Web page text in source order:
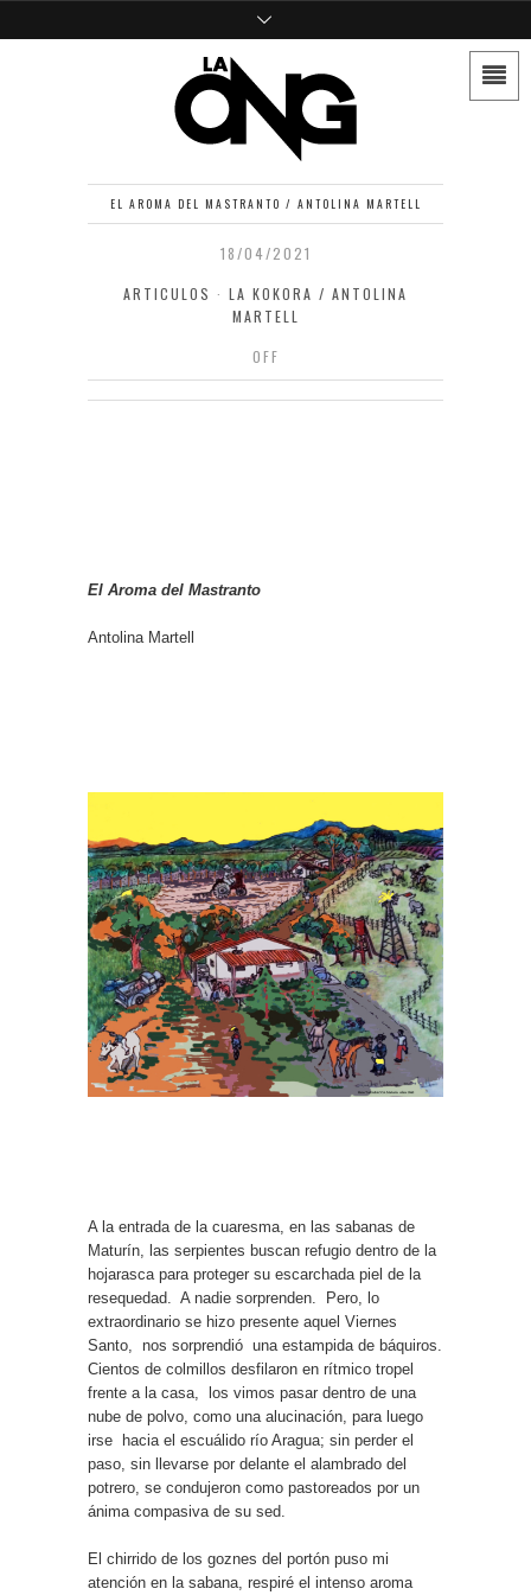
EL AROMA DEL MASTRANTO / ANTOLINA MARTELL
18/04/2021
ARTICULOS · LA KOKORA / ANTOLINA
MARTELL
OFF
El Aroma del Mastranto
Antolina Martell
A la entrada de la cuaresma, en las sabanas de
Maturín, las serpientes buscan refugio dentro de la
hojarasca para proteger su escarchada piel de la
resequedad. A nadie sorprenden. Pero, lo
extraordinario se hizo presente aquel Viernes
Santo, nos sorprendió una estampida de báquiros.
Cientos de colmillos desfilaron en rítmico tropel
frente a la casa, los vimos pasar dentro de una
nube de polvo, como una alucinación, para luego
irse hacia el escuálido río Aragua; sin perder el
paso, sin llevarse por delante el alambrado del
potrero, se condujeron como pastoreados por un
ánima compasiva de su sed.
El chirrido de los goznes del portón puso mi
atención en la sabana, respiré el intenso aroma